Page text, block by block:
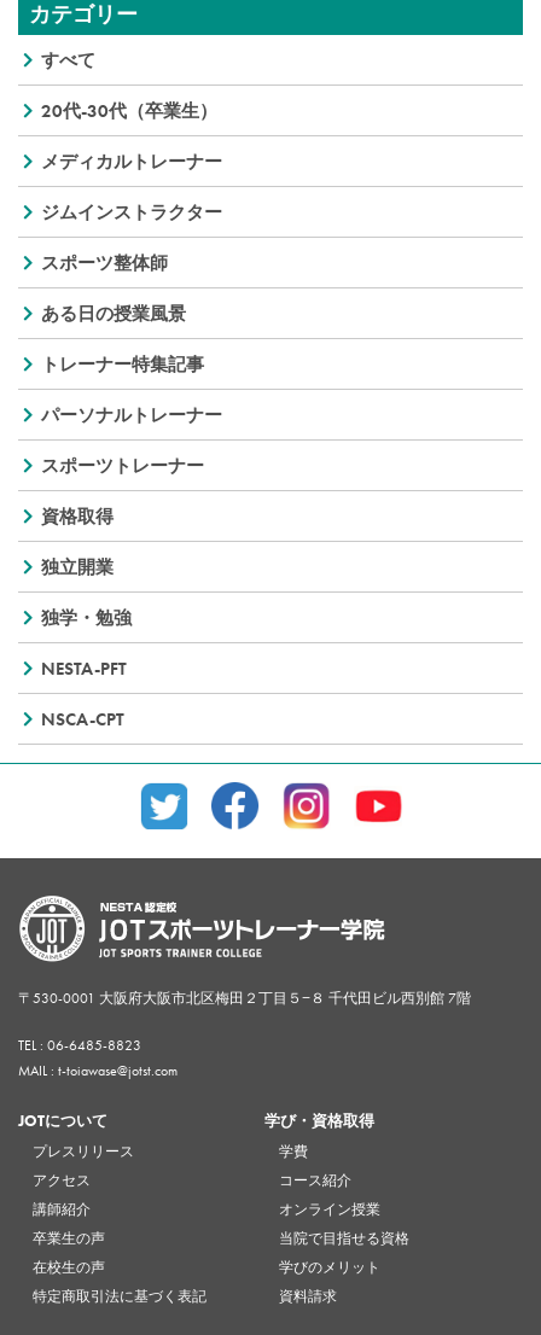
カテゴリー
すべて
20代-30代（卒業生）
メディカルトレーナー
ジムインストラクター
スポーツ整体師
ある日の授業風景
トレーナー特集記事
パーソナルトレーナー
スポーツトレーナー
資格取得
独立開業
独学・勉強
NESTA-PFT
NSCA-CPT
〒530-0001 大阪府大阪市北区梅田２丁目５−８ 千代田ビル西別館 7階
TEL : 06-6485-8823
MAIL : t-toiawase@jotst.com
JOTについて
プレスリリース
アクセス
講師紹介
卒業生の声
在校生の声
特定商取引法に基づく表記
学び・資格取得
学費
コース紹介
オンライン授業
当院で目指せる資格
学びのメリット
資料請求